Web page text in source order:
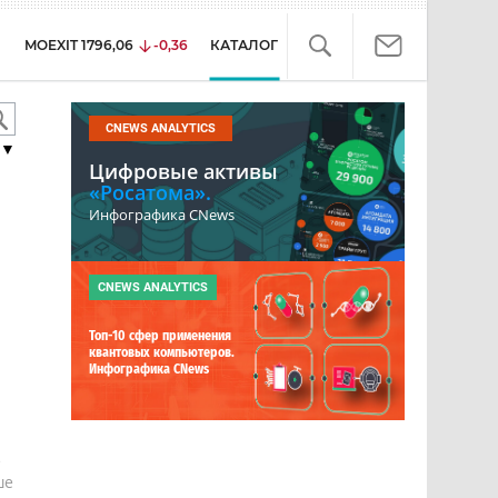
MOEXIT 1796,06 -0,36 КАТАЛОГ
CNEWS ANALYTICS
Цифровые активы
«Росатома».
Инфографика CNews
CNEWS ANALYTICS
Топ-10 сфер применения
квантовых компьютеров.
Инфографика CNews